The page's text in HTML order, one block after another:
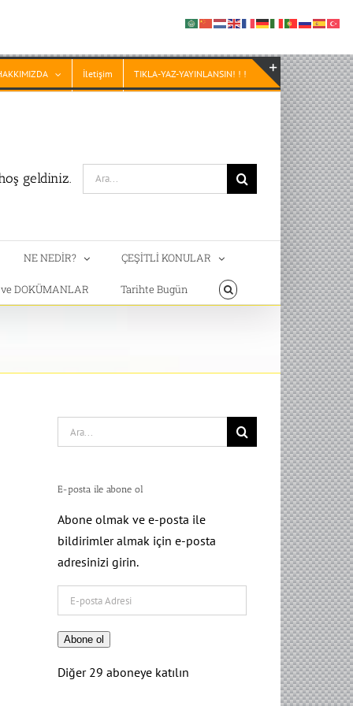
İletişim TIKLA-YAZ-YAYINLANSIN! ! !
geldiniz.
Search
for:
NE NEDİR? ÇEŞİTLİ KONULAR
DOKÜMANLAR Tarihte Bugün
Search
for:
E-posta ile abone ol
Abone olmak ve e-posta ile
bildirimler almak için e-posta
adresinizi girin.
posta
Adresi
Abone ol
Diğer 29 aboneye katılın
Toggle
Sliding
Bar
Area